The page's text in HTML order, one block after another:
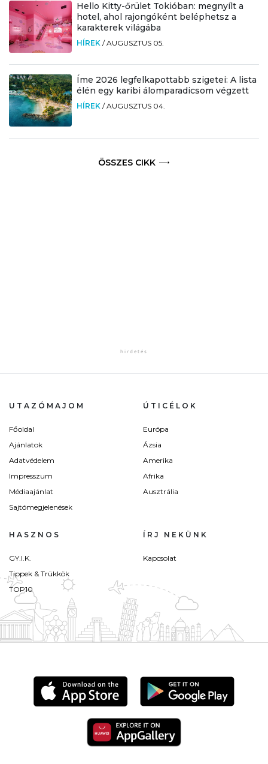
Hello Kitty-őrület Tokióban: megnyílt a
hotel, ahol rajongóként beléphetsz a
karakterek világába
HÍREK /AUGUSZTUS 05.
Íme 2026 legfelkapottabb szigetei: A lista
élén egy karibi álomparadicsom végzett
HÍREK /AUGUSZTUS 04.
ÖSSZES CIKK
UTAZÓMAJOM
Főoldal
Ajánlatok
Adatvédelem
Impresszum
Médiaajánlat
Sajtómegjelenések
ÚTICÉLOK
Európa
Ázsia
Amerika
Afrika
Ausztrália
HASZNOS
GY.I.K.
Tippek & Trükkök
TOP10
ÍRJ NEKÜNK
Kapcsolat